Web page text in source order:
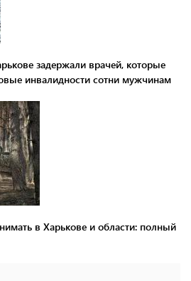
задержали врачей, которые
инвалидности сотни мужчинам
в Харькове и области: полный